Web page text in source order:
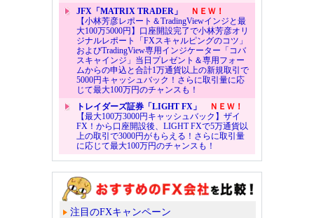
JFX「MATRIX TRADER」
ＮＥＷ！
【小林芳彦レポート＆TradingViewインジと最
大100万5000円】口座開設完了で小林芳彦オリ
ジナルレポート「FXスキャルピングのコツ」
およびTradingView専用インジケーター「コバ
スキャインジ」当日プレゼント＆専用フォー
ムからの申込と合計1万通貨以上の新規取引で
5000円キャッシュバック！さらに取引量に応
じて最大100万円のチャンスも！
トレイダーズ証券「LIGHT FX」
ＮＥＷ！
【最大100万3000円キャッシュバック】ザイ
FX！から口座開設後、LIGHT FXで5万通貨以
上の取引で3000円がもらえる！さらに取引量
に応じて最大100万円のチャンスも！
注目のFXキャンペーン